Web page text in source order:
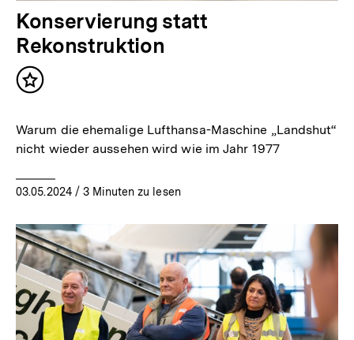
Konservierung statt
Rekonstruktion
Inhalt
Warum die ehemalige Lufthansa-Maschine „Landshut“
nicht wieder aussehen wird wie im Jahr 1977
03.05.2024/ 3 Minuten zu lesen